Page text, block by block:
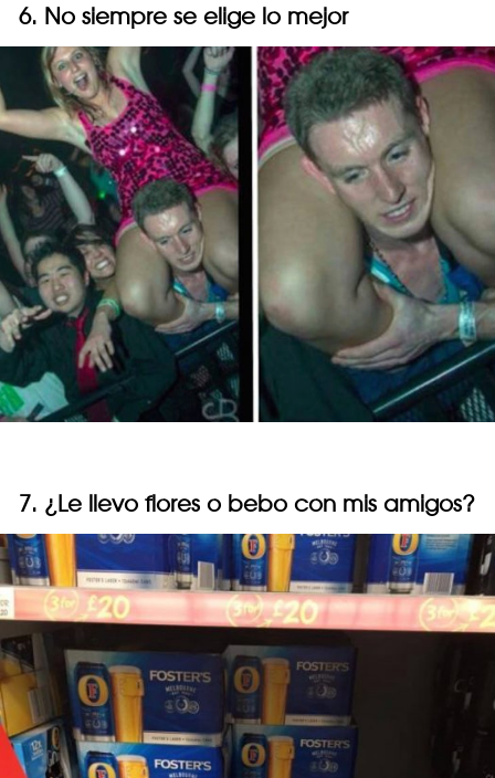
6. No siempre se elige lo mejor
7. ¿Le llevo flores o bebo con mis amigos?